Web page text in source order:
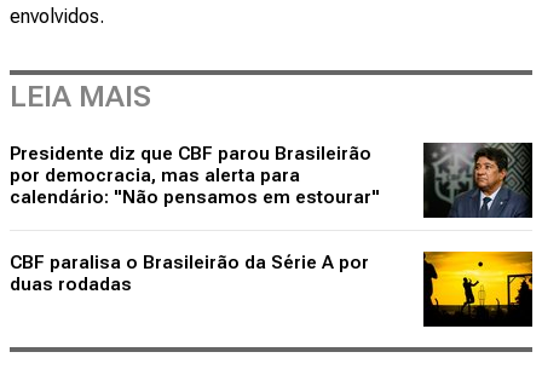
envolvidos.
LEIA MAIS
Presidente diz que CBF parou Brasileirão
por democracia, mas alerta para
calendário: "Não pensamos em estourar"
CBF paralisa o Brasileirão da Série A por
duas rodadas